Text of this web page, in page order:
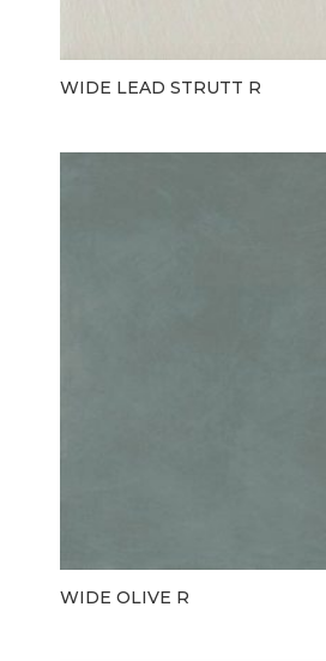
WIDE LEAD STRUTT R
WIDE OLIVE R